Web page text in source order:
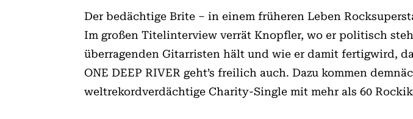
Der bedächtige Brite – in einem früheren Leben
Im großen Titelinterview verrät Knopfler, wo er politisch
überragenden Gitarristen hält und wie er damit fertigwird,
ONE DEEP RIVER geht’s freilich auch. Dazu kommen
weltrekordverdächtige Charity-Single mit mehr als 60